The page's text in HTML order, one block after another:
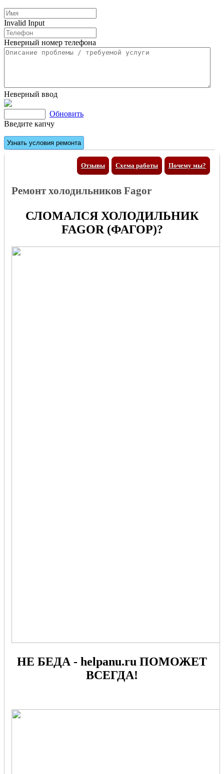
Invalid Input
Неверный номер телефона
Неверный ввод
Обновить
Введите капчу
Отзывы Почему мы?
Схема работы
Ремонт холодильников Fagor
СЛОМАЛСЯ ХОЛОДИЛЬНИК
FAGOR (ФАГОР)?
НЕ БЕДА - helpanu.ru ПОМОЖЕТ
ВСЕГДА!